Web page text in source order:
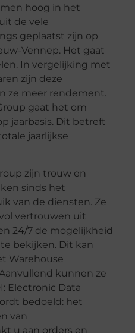
hoog in het
de vele
geplaatst zijn op
Vennep. Het gaat
In vergelijking met
zijn deze
ze meer rendement.
gaat het om
jaarbasis. Dit betreft
jaarlijkse
zijn trouw en
sinds het
van de diensten. Ze
vertrouwen uit
24/7 de mogelijkheid
bekijken. Dit kan
Warehouse
kunnen ze
Electronic Data
bedoeld: het
van
u aan orders en